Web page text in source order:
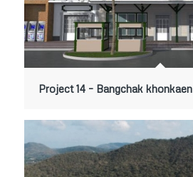
Project 14 – Bangchak khonkaen